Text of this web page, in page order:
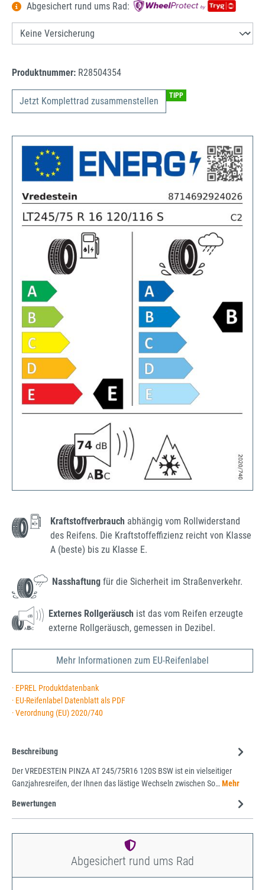
Abgesichert rund ums Rad:
Produktnummer: R28504354
Jetzt Komplettrad zusammenstellen TIPP
Kraftstoffverbrauch abhängig vom Rollwiderstand
des Reifens. Die Kraftstoffeffizienz reicht von Klasse
A (beste) bis zu Klasse E.
Nasshaftung für die Sicherheit im Straßenverkehr.
Externes Rollgeräusch ist das vom Reifen erzeugte
externe Rollgeräusch, gemessen in Dezibel.
Mehr Informationen zum EU-Reifenlabel
· EPREL Produktdatenbank
· EU-Reifenlabel Datenblatt als PDF
· Verordnung (EU) 2020/740
Beschreibung
Der VREDESTEIN PINZA AT 245/75R16 120S BSW ist ein vielseitiger
Ganzjahresreifen, der Ihnen das lästige Wechseln zwischen So…Mehr
Bewertungen
Abgesichert rund ums Rad